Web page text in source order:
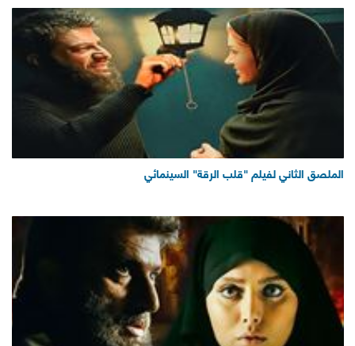
الملصق الثاني لفيلم "قلب الرقة" السينمائي